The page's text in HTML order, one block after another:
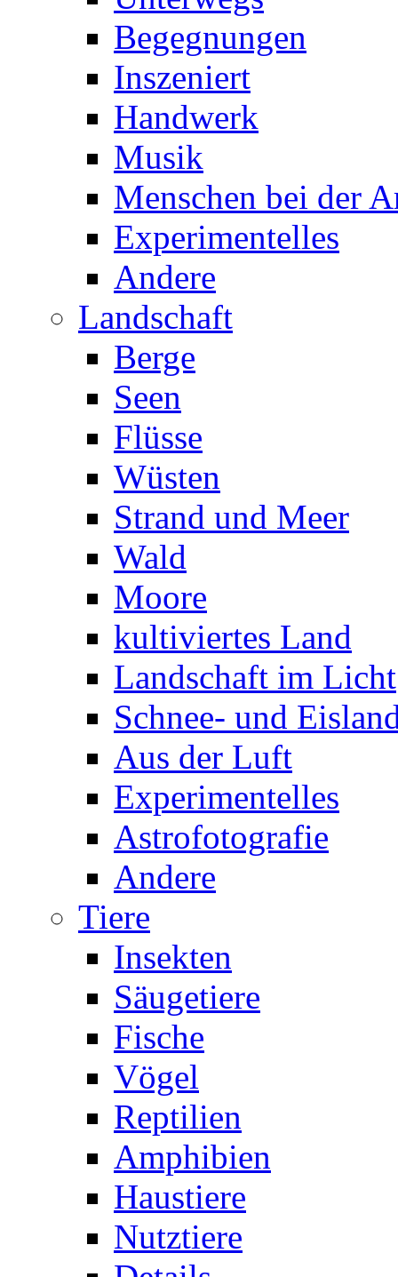
Begegnungen
Inszeniert
Handwerk
Musik
Menschen bei der
Experimentelles
Andere
Landschaft
Berge
Seen
Flüsse
Wüsten
Strand und Meer
Wald
Moore
kultiviertes Land
Landschaft im Licht
Schnee- und
Aus der Luft
Experimentelles
Astrofotografie
Andere
Tiere
Insekten
Säugetiere
Fische
Vögel
Reptilien
Amphibien
Haustiere
Nutztiere